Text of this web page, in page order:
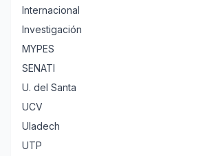
Internacional
Investigación
MYPES
SENATI
U. del Santa
UCV
Uladech
UTP